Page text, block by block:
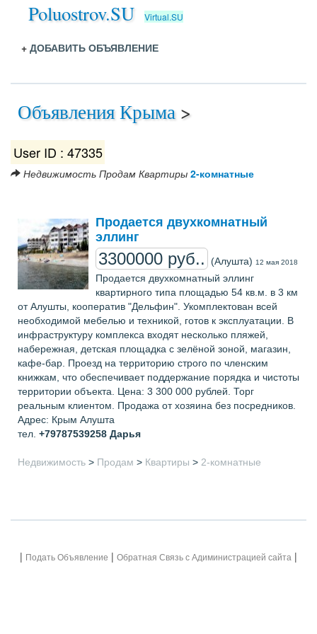
Poluostrov.SU Virtual.SU
+ ДОБАВИТЬ ОБЪЯВЛЕНИЕ
Объявления Крыма >
User ID : 47335
Недвижимость Продам Квартиры 2-комнатные
Продается двухкомнатный
эллинг
3300000 руб.. (Алушта) 12 мая 2018
Продается двухкомнатный эллинг
квартирного типа площадью 54 кв.м. в 3 км
от Алушты, кооператив "Дельфин". Укомплектован всей
необходимой мебелью и техникой, готов к эксплуатации. В
инфраструктуру комплекса входят несколько пляжей,
набережная, детская площадка с зелёной зоной, магазин,
кафе-бар. Проезд на территорию строго по членским
книжкам, что обеспечивает поддержание порядка и чистоты
территории объекта. Цена: 3 300 000 рублей. Торг
реальным клиентом. Продажа от хозяина без посредников.
Адрес: Крым Алушта
тел. +79787539258 Дарья
Недвижимость > Продам > Квартиры > 2-комнатные
| Подать Объявление | Обратная Связь с Адиминистрацией сайта |